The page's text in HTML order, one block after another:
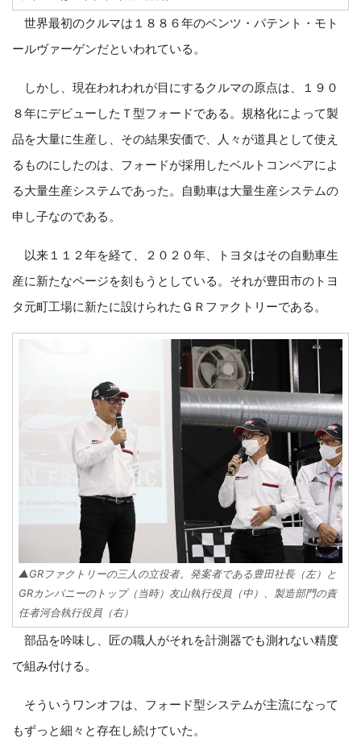
世界最初のクルマは１８８６年のベンツ・パテント・モト
ールヴァーゲンだといわれている。
しかし、現在われわれが目にするクルマの原点は、１９０
８年にデビューしたＴ型フォードである。規格化によって製
品を大量に生産し、その結果安価で、人々が道具として使え
るものにしたのは、フォードが採用したベルトコンベアによ
る大量生産システムであった。自動車は大量生産システムの
申し子なのである。
以来１１２年を経て、２０２０年、トヨタはその自動車生
産に新たなページを刻もうとしている。それが豊田市のトヨ
タ元町工場に新たに設けられたＧＲファクトリーである。
▲GRファクトリーの三人の立役者。発案者である豊田社長（左）と
GRカンパニーのトップ（当時）友山執行役員（中）、製造部門の責
任者河合執行役員（右）
部品を吟味し、匠の職人がそれを計測器でも測れない精度
で組み付ける。
そういうワンオフは、フォード型システムが主流になって
もずっと細々と存在し続けていた。